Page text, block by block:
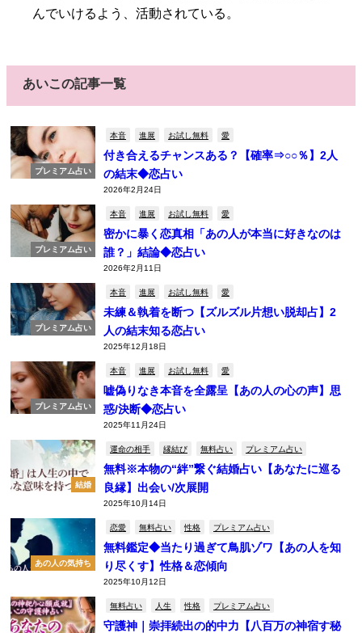
んでいけるよう、活動されている。
あいこの記事一覧
プレミアム占い
本音 進展 お試し無料 愛
付き合えるチャンスある？【確率⇒○○％】2人
の結末◆恋占い
2026年2月24日
プレミアム占い
本音 進展 お試し無料 愛
密かに暴く恋真相「あの人が本当に好きなのは
誰？」結論◆恋占い
2026年2月11日
プレミアム占い
本音 進展 お試し無料 愛
未練＆執着を断つ【ズルズル片想い脱却占】2
人の結末知る恋占い
2025年12月18日
プレミアム占い
本音 進展 お試し無料 愛
嘘偽りなき本音を全露呈【あの人の心の声】思
惑/決断◆恋占い
2025年11月24日
結婚
運命の相手 縁結び 無料占い プレミアム占い
無料※本物の“絆”繋ぐ結婚占い【あなたに巡る
良縁】出会い/次展開
2025年10月14日
あの人の気持ち
恋愛 無料占い 性格 プレミアム占い
無料鑑定◆当たり過ぎて鳥肌ゾワ【あの人を知
り尽くす】性格＆恋傾向
2025年10月12日
無料占い 人生 性格 プレミアム占い
守護神｜崇拝続出の的中力【八百万の神宿す秘